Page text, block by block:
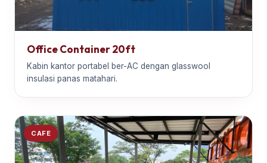
Office Container 20ft
Kabin kantor portabel ber-AC dengan glasswool
insulasi panas matahari.
CAFE